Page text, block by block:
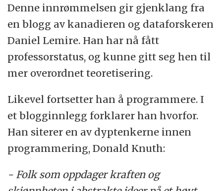
Denne innrømmelsen gir gjenklang fra
en blogg av kanadieren og dataforskeren
Daniel Lemire. Han har nå fått
professorstatus, og kunne gitt seg hen til
mer overordnet teoretisering.
Likevel fortsetter han å programmere. I
et blogginnlegg forklarer han hvorfor.
Han siterer en av dyptenkerne innen
programmering, Donald Knuth:
- Folk som oppdager kraften og